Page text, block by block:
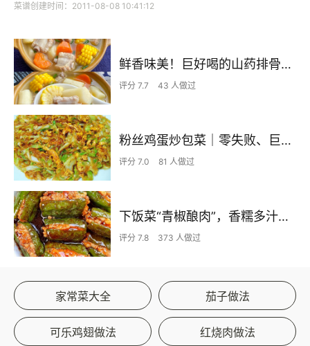
菜谱创建时间：2011-08-08 10:41:12
鲜香味美！巨好喝的山药排骨汤！！
评分 7.7 43 人做过
粉丝鸡蛋炒包菜｜零失败、巨下饭
评分 7.0 81 人做过
下饭菜“青椒酿肉”，香糯多汁鲜嫩下饭
评分 7.8 373 人做过
家常菜大全 茄子做法
可乐鸡翅做法 红烧肉做法